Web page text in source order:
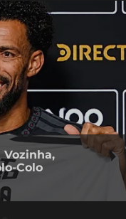
Colo